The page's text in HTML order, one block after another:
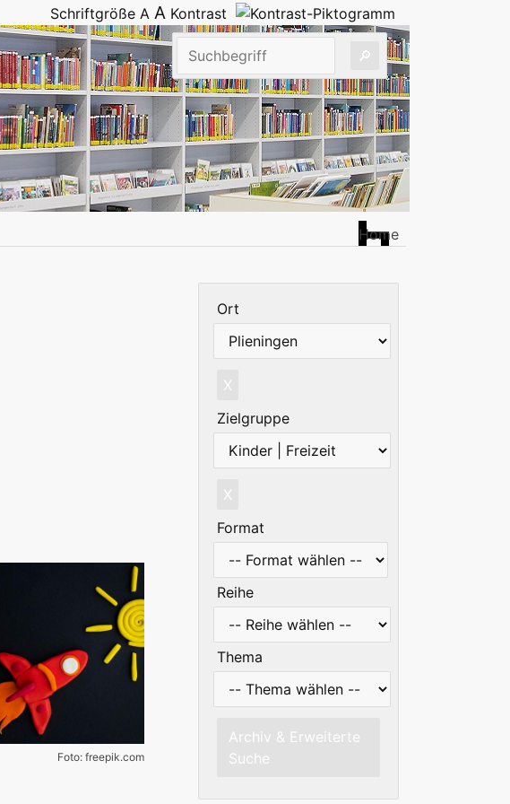
Schriftgröße A A Kontrast
Home
Ort
X
Zielgruppe
X
Format
Reihe
Thema
Archiv & Erweiterte
Suche
Foto: freepik.com